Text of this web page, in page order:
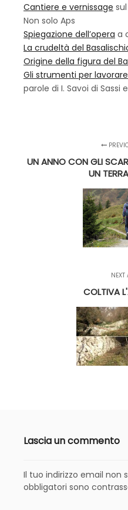
Cantiere e vernissage
Non solo Aps
Spiegazione dell’opera a
La crudeltà del
Origine della figura del
Gli strumenti per
parole di I. Savoi di Sassi
UN ANNO CON GLI
UN
NEXT
COLTIVA
Lascia un commento
Il tuo indirizzo email non
obbligatori sono